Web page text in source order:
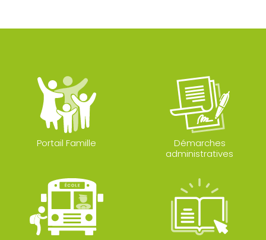
Portail Famille
Démarches
administratives